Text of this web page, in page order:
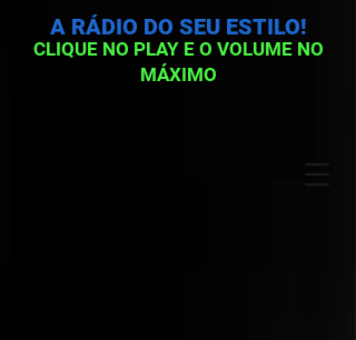
CLIQUE NO PLAY E O VOLUME NO
MÁXIMO
A RÁDIO DO SEU ESTILO!